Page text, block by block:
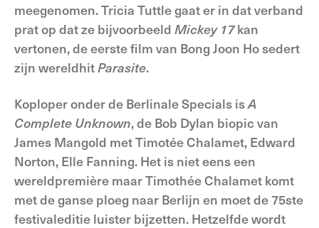
meegenomen. Tricia Tuttle gaat er in dat verband
prat op dat ze bijvoorbeeld Mickey 17kan
vertonen, de eerste film van Bong Joon Ho sedert
zijn wereldhitParasite.
Koploper onder de Berlinale Specials isA
Complete Unknown, de Bob Dylan biopic van
James Mangold met Timotée Chalamet, Edward
Norton, Elle Fanning. Het is niet eens een
wereldpremière maar Timothée Chalamet komt
met de ganse ploeg naar Berlijn en moet de 75ste
festivaleditie luister bijzetten. Hetzelfde wordt